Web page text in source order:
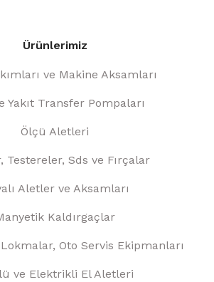
Ürünlerimiz
ve Makine Aksamları
Yakıt Transfer Pompaları
Ölçü Aletleri
Testereler, Sds ve Fırçalar
Aletler ve Aksamları
Kaldırgaçlar
Oto Servis Ekipmanları
ve Elektrikli El Aletleri